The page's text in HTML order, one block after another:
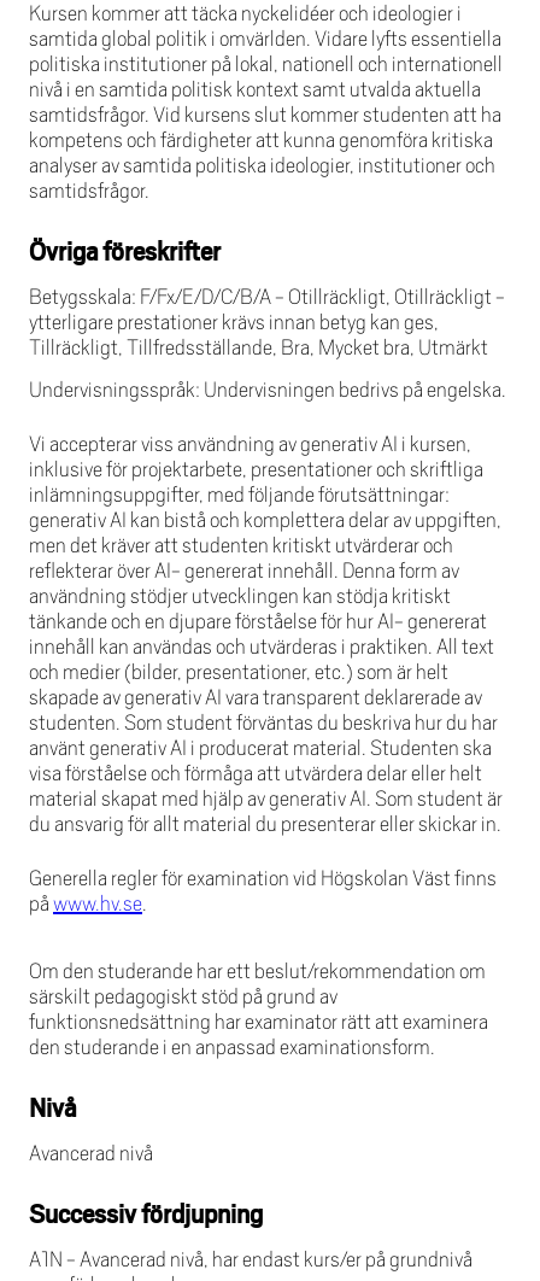
Kursen kommer att täcka nyckelidéer och ideologier i
samtida global politik i omvärlden. Vidare lyfts essentiella
politiska institutioner på lokal, nationell och internationell
nivå i en samtida politisk kontext samt utvalda aktuella
samtidsfrågor. Vid kursens slut kommer studenten att ha
kompetens och färdigheter att kunna genomföra kritiska
analyser av samtida politiska ideologier, institutioner och
samtidsfrågor.
Övriga föreskrifter
Betygsskala: F/Fx/E/D/C/B/A - Otillräckligt, Otillräckligt -
ytterligare prestationer krävs innan betyg kan ges,
Tillräckligt, Tillfredsställande, Bra, Mycket bra, Utmärkt
Undervisningsspråk: Undervisningen bedrivs på engelska.
Vi accepterar viss användning av generativ AI i kursen,
inklusive för projektarbete, presentationer och skriftliga
inlämningsuppgifter, med följande förutsättningar:
generativ AI kan bistå och komplettera delar av uppgiften,
men det kräver att studenten kritiskt utvärderar och
reflekterar över AI- genererat innehåll. Denna form av
användning stödjer utvecklingen kan stödja kritiskt
tänkande och en djupare förståelse för hur AI- genererat
innehåll kan användas och utvärderas i praktiken. All text
och medier (bilder, presentationer, etc.) som är helt
skapade av generativ AI vara transparent deklarerade av
studenten. Som student förväntas du beskriva hur du har
använt generativ AI i producerat material. Studenten ska
visa förståelse och förmåga att utvärdera delar eller helt
material skapat med hjälp av generativ AI. Som student är
du ansvarig för allt material du presenterar eller skickar in.
Generella regler för examination vid Högskolan Väst finns
på www.hv.se.
Om den studerande har ett beslut/rekommendation om
särskilt pedagogiskt stöd på grund av
funktionsnedsättning har examinator rätt att examinera
den studerande i en anpassad examinationsform.
Nivå
Avancerad nivå
Successiv fördjupning
A1N - Avancerad nivå, har endast kurs/er på grundnivå